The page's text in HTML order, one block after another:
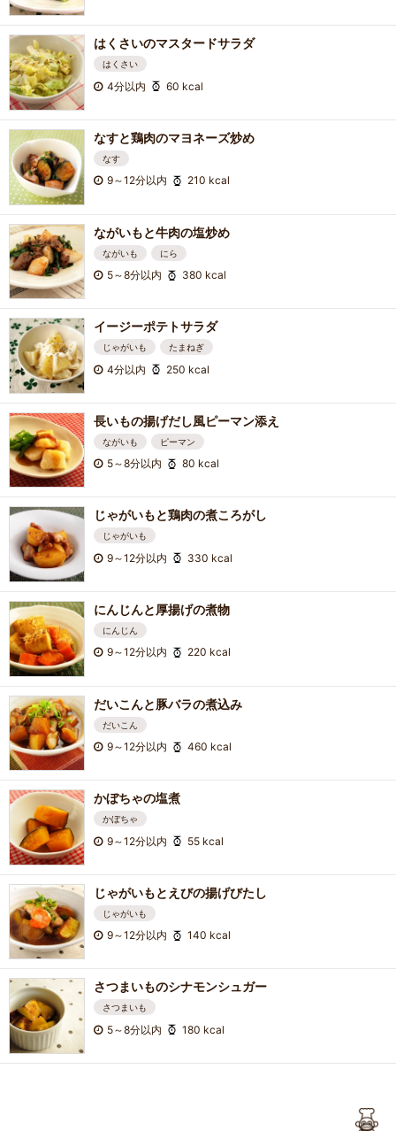
はくさいのマスタードサラダ
はくさい
4分以内 60 kcal
なすと鶏肉のマヨネーズ炒め
なす
9～12分以内 210 kcal
ながいもと牛肉の塩炒め
ながいも にら
5～8分以内 380 kcal
イージーポテトサラダ
じゃがいも たまねぎ
4分以内 250 kcal
長いもの揚げだし風ピーマン添え
ながいも ピーマン
5～8分以内 80 kcal
じゃがいもと鶏肉の煮ころがし
じゃがいも
9～12分以内 330 kcal
にんじんと厚揚げの煮物
にんじん
9～12分以内 220 kcal
だいこんと豚バラの煮込み
だいこん
9～12分以内 460 kcal
かぼちゃの塩煮
かぼちゃ
9～12分以内 55 kcal
じゃがいもとえびの揚げびたし
じゃがいも
9～12分以内 140 kcal
さつまいものシナモンシュガー
さつまいも
5～8分以内 180 kcal